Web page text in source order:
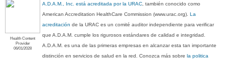
Health Content
Provider
06/01/2028
A.D.A.M., Inc. está acreditada por la URAC , también conocido como
American Accreditation HealthCare Commission (www.urac.org).La
acreditación de la URAC es un comité auditor independiente para verificar
que A.D.A.M. cumple los rigurosos estándares de calidad e integridad.
A.D.A.M. es una de las primeras empresas en alcanzar esta tan importante
distinción en servicios de salud en la red. Conozca más sobrela politica